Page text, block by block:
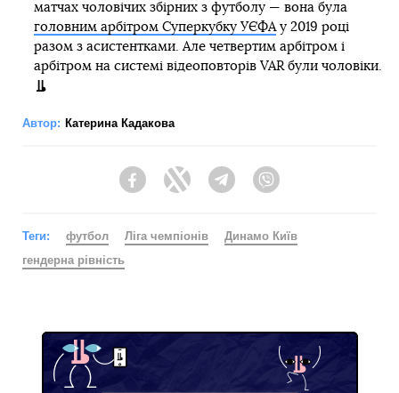
матчах чоловічих збірних з футболу — вона була
головним арбітром Суперкубку УЄФАу 2019 році
разом з асистентками. Але четвертим арбітром і
арбітром на системі відеоповторів VAR були чоловіки.
Автор: Катерина Кадакова
FacebookTwitter Telegram
Теги: футбол Ліга чемпіонів
Динамо Київ
гендерна рівність